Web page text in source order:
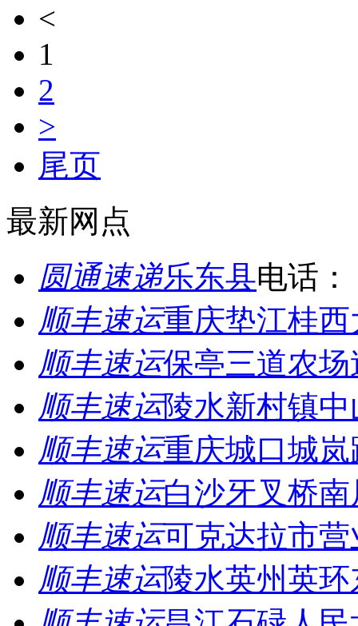
<
1
2
>
尾页
最新网点
圆通速递乐东县电话：
顺丰速运重庆垫江桂
顺丰速运保亭三道农
顺丰速运陵水新村镇
顺丰速运重庆城口城
顺丰速运白沙牙叉桥
顺丰速运可克达拉市营
顺丰速运陵水英州英